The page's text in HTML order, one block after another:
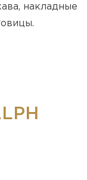
накладные